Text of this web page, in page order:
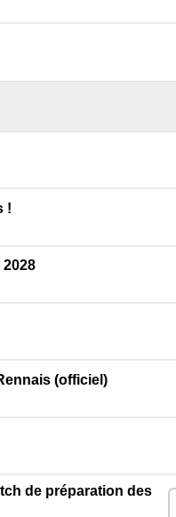
!
(officiel)
de préparation des